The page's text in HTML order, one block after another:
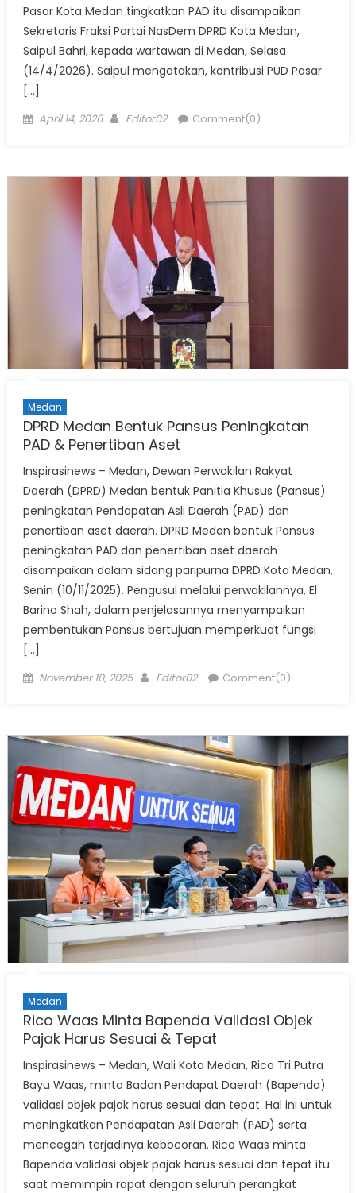
Pasar Kota Medan tingkatkan PAD itu disampaikan
Sekretaris Fraksi Partai NasDem DPRD Kota Medan,
Saipul Bahri, kepada wartawan di Medan, Selasa
(14/4/2026). Saipul mengatakan, kontribusi PUD Pasar
[…]
Posted
April 14, 2026 Author
Editor02 Comment(0)
Medan
DPRD Medan Bentuk Pansus Peningkatan
PAD & Penertiban Aset
Inspirasinews – Medan, Dewan Perwakilan Rakyat
Daerah (DPRD) Medan bentuk Panitia Khusus (Pansus)
peningkatan Pendapatan Asli Daerah (PAD) dan
penertiban aset daerah. DPRD Medan bentuk Pansus
peningkatan PAD dan penertiban aset daerah
disampaikan dalam sidang paripurna DPRD Kota Medan,
Senin (10/11/2025). Pengusul melalui perwakilannya, El
Barino Shah, dalam penjelasannya menyampaikan
pembentukan Pansus bertujuan memperkuat fungsi
[…]
Posted
November 10, 2025 Author
Editor02 Comment(0)
Medan
Rico Waas Minta Bapenda Validasi Objek
Pajak Harus Sesuai & Tepat
Inspirasinews – Medan, Wali Kota Medan, Rico Tri Putra
Bayu Waas, minta Badan Pendapat Daerah (Bapenda)
validasi objek pajak harus sesuai dan tepat. Hal ini untuk
meningkatkan Pendapatan Asli Daerah (PAD) serta
mencegah terjadinya kebocoran. Rico Waas minta
Bapenda validasi objek pajak harus sesuai dan tepat itu
saat memimpin rapat dengan seluruh perangkat